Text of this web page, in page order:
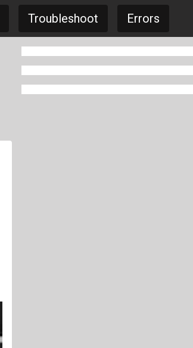
Troubleshoot Errors